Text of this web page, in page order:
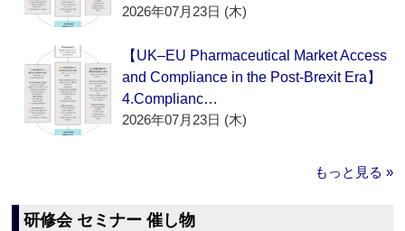
2026年07月23日 (木)
【UK–EU Pharmaceutical Market Access
and Compliance in the Post-Brexit Era】
4.Complianc…
2026年07月23日 (木)
もっと見る »
研修会 セミナー 催し物